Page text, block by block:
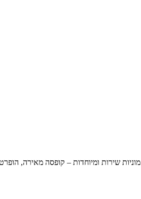
הינך בעמוד אשר מציג את נספח 2-3 מוניות שירות